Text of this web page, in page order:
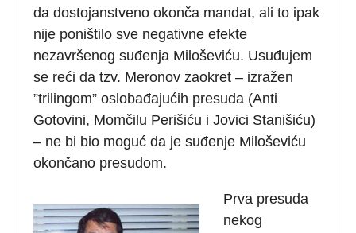
da dostojanstveno okonča mandat, ali to ipak
nije poništilo sve negativne efekte
nezavršenog suđenja Miloševiću. Usuđujem
se reći da tzv. Meronov zaokret – izražen
”trilingom” oslobađajućih presuda (Anti
Gotovini, Momčilu Perišiću i Jovici Stanišiću)
– ne bi bio moguć da je suđenje Miloševiću
okončano presudom.
Prva presuda
nekog